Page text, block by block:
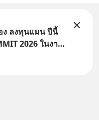
ลงทุนแมน ปีนี้
2026 ในงาน
จ Dr.PONG,